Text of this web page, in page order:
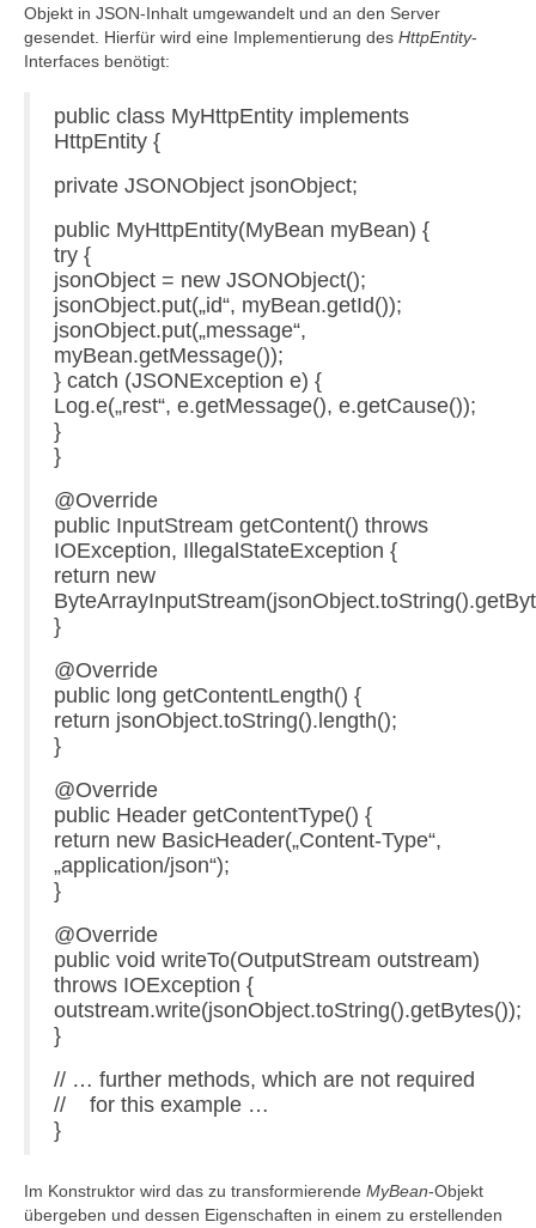
Objekt in JSON-Inhalt umgewandelt und an den Server
gesendet. Hierfür wird eine Implementierung des HttpEntity-
Interfaces benötigt:
public class MyHttpEntity implements
HttpEntity {
private JSONObject jsonObject;
public MyHttpEntity(MyBean myBean) {
try {
jsonObject = new JSONObject();
jsonObject.put(„id“, myBean.getId());
jsonObject.put(„message“,
myBean.getMessage());
} catch (JSONException e) {
Log.e(„rest“, e.getMessage(), e.getCause());
}
}
@Override
public InputStream getContent() throws
IOException, IllegalStateException {
return new
}
@Override
public long getContentLength() {
return jsonObject.toString().length();
}
@Override
public Header getContentType() {
return new BasicHeader(„Content-Type“,
„application/json“);
}
@Override
public void writeTo(OutputStream outstream)
throws IOException {
outstream.write(jsonObject.toString().getBytes());
}
// … further methods, which are not required
// for this example …
}
Im Konstruktor wird das zu transformierende MyBean-Objekt
übergeben und dessen Eigenschaften in einem zu erstellenden